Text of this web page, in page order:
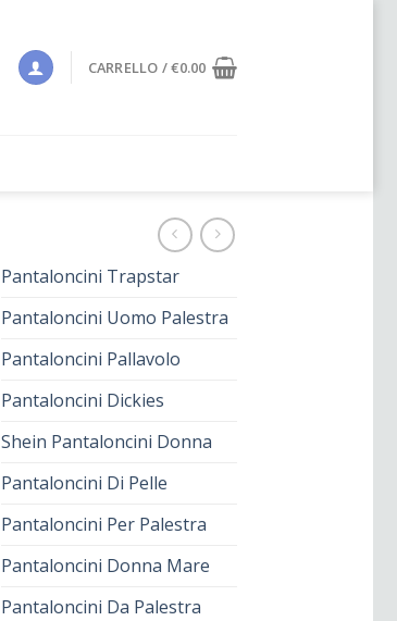
CARRELLO /€0.00
Pantaloncini Trapstar
Pantaloncini Uomo Palestra
Pantaloncini Pallavolo
Pantaloncini Dickies
Shein Pantaloncini Donna
Pantaloncini Di Pelle
Pantaloncini Per Palestra
Pantaloncini Donna Mare
Pantaloncini Da Palestra